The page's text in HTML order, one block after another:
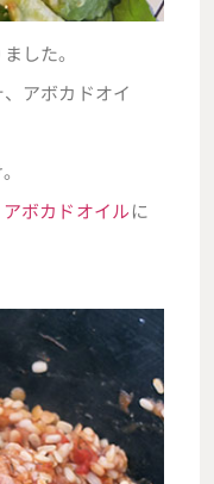
した。
アボカドオイ
アボカドオイルに